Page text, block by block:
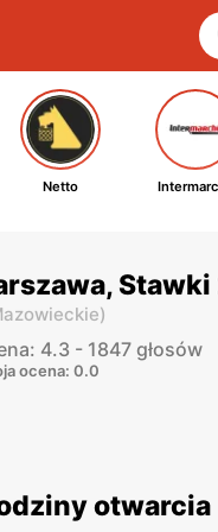
Netto
Stawki
)
4.3 - 1847 głosów
ocena: 0.0
otwarcia